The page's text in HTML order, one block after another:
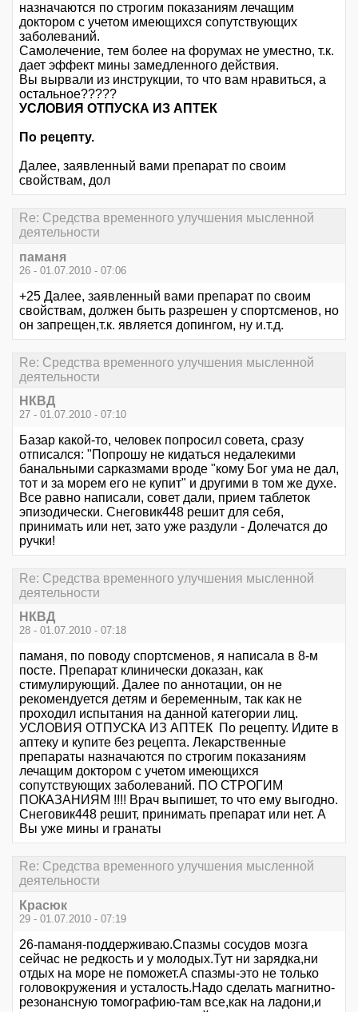
назначаются по строгим показаниям лечащим
доктором с учетом имеющихся сопутствующих
заболеваний.
Самолечение, тем более на форумах не уместно, т.к.
дает эффект мины замедленного действия.
Вы вырвали из инструкции, то что вам нравиться, а
остальное?????
УСЛОВИЯ ОТПУСКА ИЗ АПТЕК
По рецепту.
Далее, заявленный вами препарат по своим
свойствам, дол
Re: Средства временного улучшения мысленной
деятельности
паманя
26 - 01.07.2010 - 07:06
+25 Далее, заявленный вами препарат по своим
свойствам, должен быть разрешен у спортсменов, но
он запрещен,т.к. является допингом, ну и.т.д.
Re: Средства временного улучшения мысленной
деятельности
НКВД
27 - 01.07.2010 - 07:10
Базар какой-то, человек попросил совета, сразу
отписался: "Попрошу не кидаться недалекими
банальными сарказмами вроде "кому Бог ума не дал,
тот и за морем его не купит" и другими в том же духе.
Все равно написали, совет дали, прием таблеток
эпизодически. Снеговик448 решит для себя,
принимать или нет, зато уже раздули - Долечатся до
ручки!
Re: Средства временного улучшения мысленной
деятельности
НКВД
28 - 01.07.2010 - 07:18
паманя, по поводу спортсменов, я написала в 8-м
посте. Препарат клинически доказан, как
стимулирующий. Далее по аннотации, он не
рекомендуется детям и беременным, так как не
проходил испытания на данной категории лиц.
УСЛОВИЯ ОТПУСКА ИЗ АПТЕК По рецепту. Идите в
аптеку и купите без рецепта. Лекарственные
препараты назначаются по строгим показаниям
лечащим доктором с учетом имеющихся
сопутствующих заболеваний. ПО СТРОГИМ
ПОКАЗАНИЯМ !!!! Врач выпишет, то что ему выгодно.
Снеговик448 решит, принимать препарат или нет. А
Вы уже мины и гранаты
Re: Средства временного улучшения мысленной
деятельности
Красюк
29 - 01.07.2010 - 07:19
26-паманя-поддерживаю.Спазмы сосудов мозга
сейчас не редкость и у молодых.Тут ни зарядка,ни
отдых на море не поможет.А спазмы-это не только
головокружения и усталость.Надо сделать магнитно-
резонансную томографию-там все,как на ладони,и